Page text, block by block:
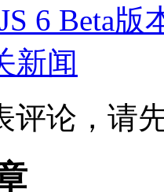
6 Beta版
新闻
评论，请